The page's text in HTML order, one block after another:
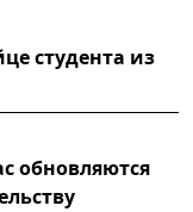
студента из
обновляются